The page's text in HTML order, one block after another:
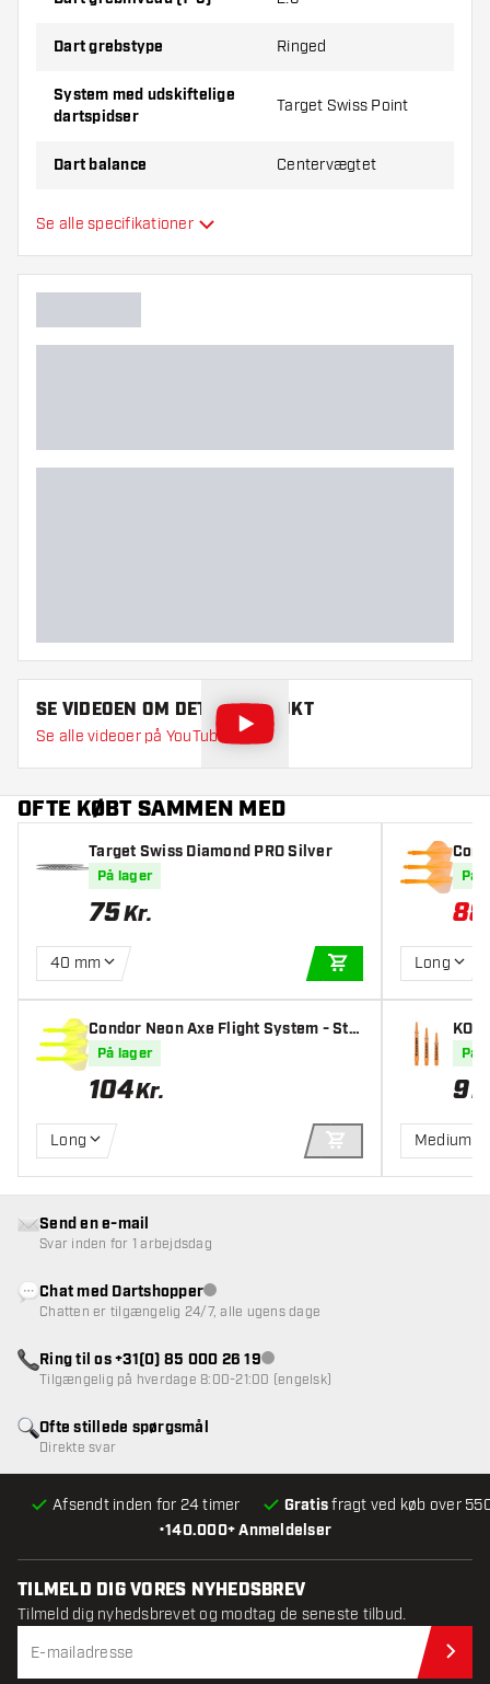
Dart grebstype Ringed
System med udskiftelige
dartspidser
Target Swiss Point
Dart balance Centervægtet
Dart materiale
Dartnæsegreb
Dart grebzone
Dart længde (MM)
Se alle specifikationer
SE VIDEOEN OM DETTE PRODUKT
Se alle videoer på YouTube
OFTE KØBT SAMMEN MED
Target Swiss Diamond PRO Silver
På lager
75Kr.
40 mm
TILFØJ TIL KURV
Condor Neon Axe Flight System - Sta
ndard Yellow
På lager
104Kr.
Long
TILFØJ TIL KURV
På
88
Long
På
9
Medium
•140.000+ Anmeldelser
Afsendt inden for 24 timer Gratisfragt ved køb over
Ofte stillede spørgsmål
Direkte svar
Send en e-mail
Svar inden for 1 arbejdsdag
Chat med DartshopperKundeservice ikke tilgængelig
Chatten er tilgængelig 24/7, alle ugens dage
Ring til os +31(0) 85 000 26 19Kundeservice ikke tilgængelig
Tilgængelig på hverdage 8:00-21:00 (engelsk)
TILMELD DIG VORES NYHEDSBREV
Tilmeld dig nyhedsbrevet og modtag de seneste tilbud.